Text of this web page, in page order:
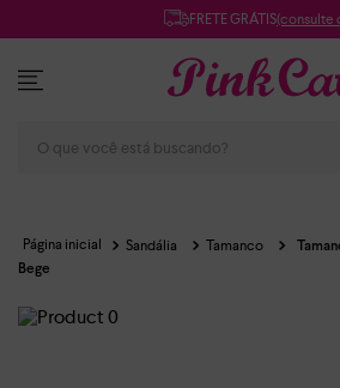
FRETE GRÁTIS(consulte
Sandália Tamanco
Bege